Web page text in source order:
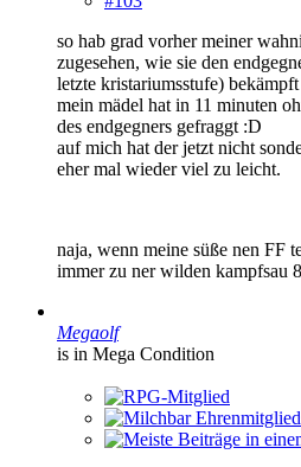
so hab grad vorher meiner
zugesehen, wie sie den
letzte kristariumsstufe) bekämpft
mein mädel hat in 11 minuten
des endgegners gefraggt :D
auf mich hat der jetzt nicht
eher mal wieder viel zu leicht.
naja, wenn meine süße nen FF
immer zu ner wilden kampfsau
Megaolf
is in Mega Condition